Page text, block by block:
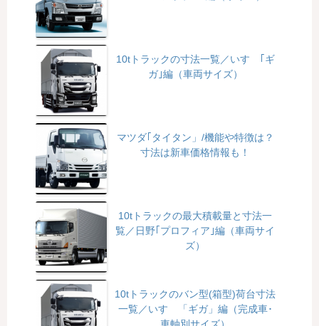
10tトラックの寸法一覧／いすゞ｢ギ
ガ｣編（車両サイズ）
マツダ｢タイタン」/機能や特徴は？
寸法は新車価格情報も！
10tトラックの最大積載量と寸法一
覧／日野｢プロフィア｣編（車両サイ
ズ）
10tトラックのバン型(箱型)荷台寸法
一覧／いすゞ「ギガ」編（完成車･
車軸別サイズ）